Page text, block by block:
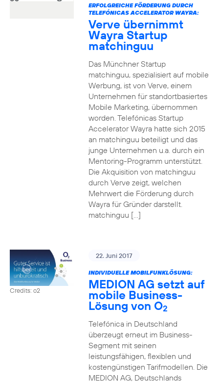
ERFOLGREICHE FÖRDERUNG DURCH
TELEFÓNICAS ACCELERATOR WAYRA:
Verve übernimmt
Wayra Startup
matchinguu
Das Münchner Startup
matchinguu, spezialisiert auf mobile
Werbung, ist von Verve, einem
Unternehmen für standortbasiertes
Mobile Marketing, übernommen
worden. Telefónicas Startup
Accelerator Wayra hatte sich 2015
an matchinguu beteiligt und das
junge Unternehmen u.a. durch ein
Mentoring-Programm unterstützt.
Die Akquisition von matchinguu
durch Verve zeigt, welchen
Mehrwert die Förderung durch
Wayra für Gründer darstellt.
matchinguu […]
Credits: o2
22. Juni 2017
INDIVIDUELLE MOBILFUNKLÖSUNG:
MEDION AG setzt auf
mobile Business-
Lösung von O2
Telefónica in Deutschland
überzeugt erneut im Business-
Segment mit seinen
leistungsfähigen, flexiblen und
kostengünstigen Tarifmodellen. Die
MEDION AG, Deutschlands